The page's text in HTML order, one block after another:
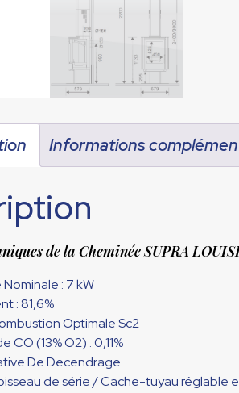
Informations
de la Cheminée SUPRA
: 7 kW
: 81,6%
Optimale Sc2
CO (13% O2) : 0,11%
De Decendrage
de série / Cache-tuyau réglable